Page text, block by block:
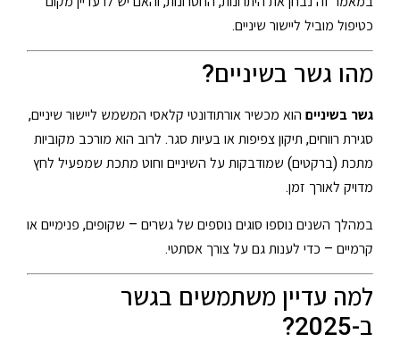
כטיפול מוביל ליישור שיניים.
מהו גשר בשיניים?
גשר בשיניים הוא מכשיר אורתודונטי קלאסי המשמש ליישור שיניים,
סגירת רווחים, תיקון צפיפות או בעיות סגר. לרוב הוא מורכב מקוביות
מתכת (ברקטים) שמודבקות על השיניים וחוט מתכת שמפעיל לחץ
מדויק לאורך זמן.
במהלך השנים נוספו סוגים נוספים של גשרים – שקופים, פנימיים או
קרמיים – כדי לענות גם על צורך אסתטי.
למה עדיין משתמשים בגשר
ב-2025?